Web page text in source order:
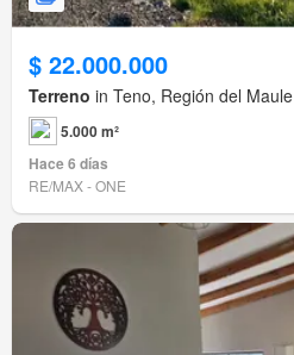
$ 22.000.000
Terreno in Teno, Región del Maule
5.000 m²
Hace 6 días
RE/MAX - ONE